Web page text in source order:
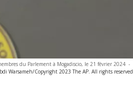
du Parlement à Mogadiscio, le 21 février 2024 -
Warsameh/Copyright 2023 The AP. All rights reserved